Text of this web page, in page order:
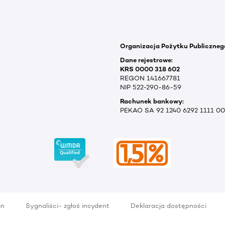
Organizacja Pożytku
Dane rejestrowe:
KRS 0000 318 602
REGON 141667781
NIP 522-290-86-59
Rachunek bankowy:
PEKAO SA 92 1240 6292 1111
Sygnaliści- zgłoś incydent Deklaracja dostępności